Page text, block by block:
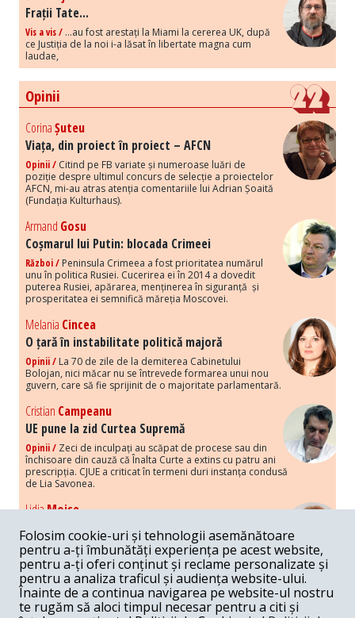
Frații Tate...
Vis a vis / ...au fost arestați la Miami la cererea UK, după
ce Justiția de la noi i-a lăsat în libertate magna cum
laudae,
Opinii
CorinaȘuteu
Viața, din proiect în proiect – AFCN
Opinii / Citind pe FB variate și numeroase luări de
poziție despre ultimul concurs de selecție a proiectelor
AFCN, mi-au atras atenția comentariile lui Adrian Șoaită
(Fundația Kulturhaus).
Armand Gosu
Coșmarul lui Putin: blocada Crimeei
Război / Peninsula Crimeea a fost prioritatea numărul
unu în politica Rusiei. Cucerirea ei în 2014 a dovedit
puterea Rusiei, apărarea, menținerea în siguranță și
prosperitatea ei semnifică măreția Moscovei.
Melania Cincea
O țară în instabilitate politică majoră
Opinii / La 70 de zile de la demiterea Cabinetului
Bolojan, nici măcar nu se întrevede formarea unui nou
guvern, care să fie sprijinit de o majoritate parlamentară.
Cristian Campeanu
UE pune la zid Curtea Supremă
Opinii / Zeci de inculpați au scăpat de procese sau din
închisoare din cauză că Înalta Curte a extins cu patru ani
prescripția. CJUE a criticat în termeni duri instanța condusă
de Lia Savonea.
LidiaMoise
Costurile economice ale haosului politic
Opinii / Economia nu poate rezista cu retorica falsă a
susținerii intereselor poporului, care, de fapt, ascunde
obsesia menținerii privilegiilor și a averilor unor caste.
Melania Cincea
Noi puseuri de xenofobie din partea românilor
Folosim cookie-uri și tehnologii asemănătoare
pentru a-ți îmbunătăți experiența pe acest website,
pentru a-ți oferi conținut și reclame personalizate și
pentru a analiza traficul și audiența website-ului.
Înainte de a continua navigarea pe website-ul nostru
te rugăm să aloci timpul necesar pentru a citi și